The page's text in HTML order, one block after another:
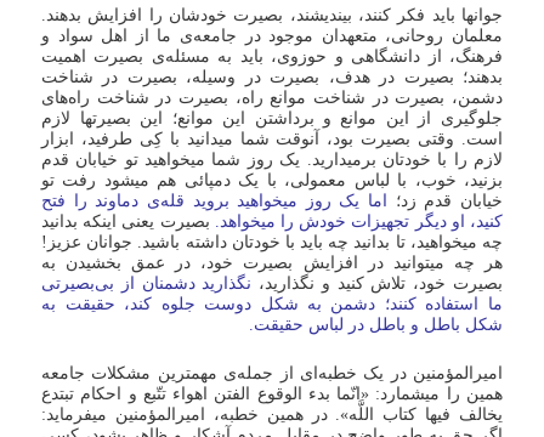
جوانها باید فکر کنند، بیندیشند، بصیرت خودشان را افزایش بدهند.
معلمان روحانى، متعهدان موجود در جامعه‌ى ما از اهل سواد و
فرهنگ، از دانشگاهى و حوزوى، باید به مسئله‌ى بصیرت اهمیت
بدهند؛ بصیرت در هدف، بصیرت در وسیله، بصیرت در شناخت
دشمن، بصیرت در شناخت موانع راه، بصیرت در شناخت راه‌هاى
جلوگیرى از این موانع و برداشتن این موانع؛ این بصیرتها لازم
است. وقتى بصیرت بود، آنوقت شما میدانید با کِى طرفید، ابزار
لازم را با خودتان برمیدارید. یک روز شما میخواهید تو خیابان قدم
بزنید، خوب، با لباس معمولى، با یک دمپائى هم میشود رفت تو
خیابان قدم زد؛
اما یک روز میخواهید بروید قله‌ى دماوند را فتح
کنید، او دیگر تجهیزات خودش را میخواهد. بصیرت یعنى اینکه بدانید
چه میخواهید، تا بدانید چه باید با خودتان داشته باشید. جوانان عزیز!
هر چه میتوانید در افزایش بصیرت خود، در عمق بخشیدن به
بصیرت خود، تلاش کنید و نگذارید، نگذارید دشمنان از بى‌بصیرتى
ما استفاده کنند؛ دشمن به شکل دوست جلوه کند، حقیقت به
شکل باطل و باطل در لباس حقیقت.
امیرالمؤمنین در یک خطبه‌اى از جمله‌ى مهمترین مشکلات جامعه
همین را میشمارد: «انّما بدء الوقوع الفتن اهواء تتّبع و احکام تبتدع
یخالف فیها کتاب اللَّه». در همین خطبه، امیرالمؤمنین میفرماید: